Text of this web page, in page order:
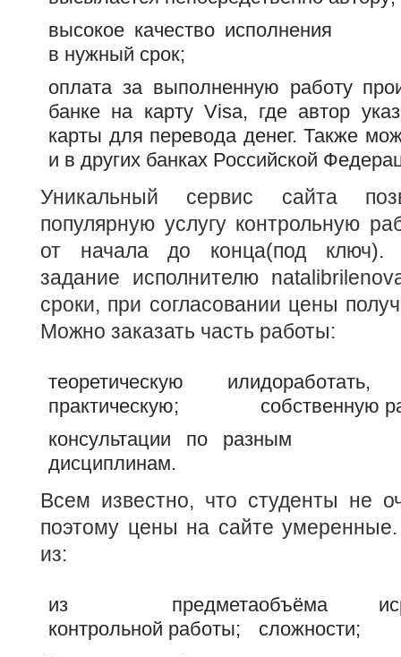
высокое качество исполнения
в нужный срок;
оплата за выполненную работу
банке на карту Visa, где автор
карты для перевода денег. Также
и в других банках Российской
Уникальный сервис сайта
популярную услугу контрольную
от начала до конца(под ключ).
задание исполнителю
сроки, при согласовании цены
Можно заказать часть работы:
теоретическую или
практическую;
доработать,
собственную
консультации по разным
дисциплинам.
Всем известно, что студенты не
поэтому цены на сайте
из:
из предмета
контрольной работы;
объёма и
сложности;